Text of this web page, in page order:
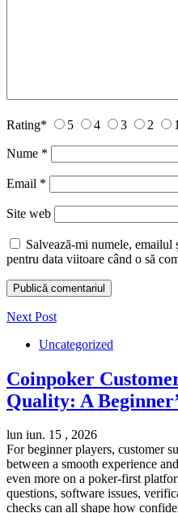
Rating* 5 4 3 2 1
Nume *
Email *
Site web
Salvează-mi numele,
pentru data viitoare când o să
Next Post
Uncategorized
Coinpoker
Quality: A
lun iun. 15 , 2026
For beginner players, customer
between a smooth experience
even more on a poker-first
questions, software issues,
checks can all shape how